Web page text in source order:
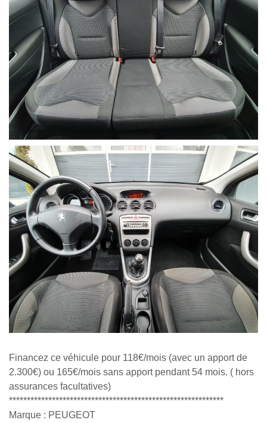
Financez ce véhicule pour 118€/mois (avec un apport de
2.300€) ou 165€/mois sans apport pendant 54 mois. ( hors
assurances facultatives)
************************************************************
Marque : PEUGEOT